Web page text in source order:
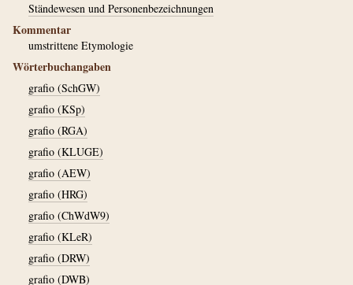
Ständewesen und Personenbezeichnungen
Kommentar
umstrittene Etymologie
Wörterbuchangaben
grafio (SchGW)
grafio (KSp)
grafio (RGA)
grafio (KLUGE)
grafio (AEW)
grafio (HRG)
grafio (ChWdW9)
grafio (KLeR)
grafio (DRW)
grafio (DWB)